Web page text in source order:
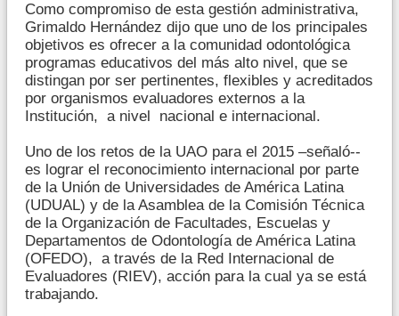
Como compromiso de esta gestión administrativa,
Grimaldo Hernández dijo que uno de los principales
objetivos es ofrecer a la comunidad odontológica
programas educativos del más alto nivel, que se
distingan por ser pertinentes, flexibles y acreditados
por organismos evaluadores externos a la
Institución, a nivel nacional e internacional.
Uno de los retos de la UAO para el 2015 –señaló--
es lograr el reconocimiento internacional por parte
de la Unión de Universidades de América Latina
(UDUAL) y de la Asamblea de la Comisión Técnica
de la Organización de Facultades, Escuelas y
Departamentos de Odontología de América Latina
(OFEDO), a través de la Red Internacional de
Evaluadores (RIEV), acción para la cual ya se está
trabajando.